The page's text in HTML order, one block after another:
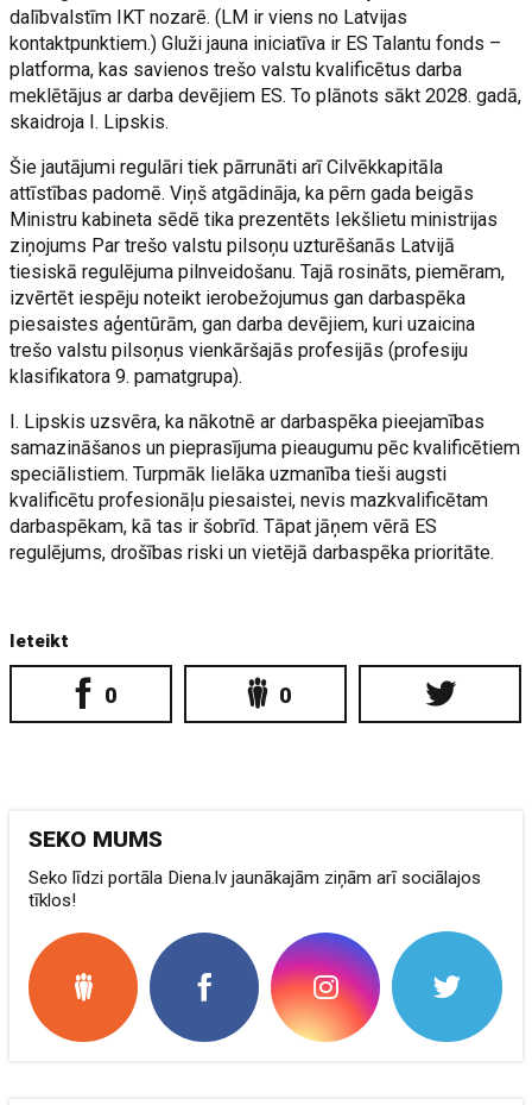
dalībvalstīm IKT nozarē. (LM ir viens no Latvijas
kontaktpunktiem.) Gluži jauna iniciatīva ir ES Talantu fonds –
platforma, kas savienos trešo valstu kvalificētus darba
meklētājus ar darba devējiem ES. To plānots sākt 2028. gadā,
skaidroja I. Lipskis.
Šie jautājumi regulāri tiek pārrunāti arī Cilvēkkapitāla
attīstības padomē. Viņš atgādināja, ka pērn gada beigās
Ministru kabineta sēdē tika prezentēts Iekšlietu ministrijas
ziņojums Par trešo valstu pilsoņu uzturēšanās Latvijā
tiesiskā regulējuma pilnveidošanu. Tajā rosināts, piemēram,
izvērtēt iespēju noteikt ierobežojumus gan darbaspēka
piesaistes aģentūrām, gan darba devējiem, kuri uzaicina
trešo valstu pilsoņus vienkāršajās profesijās (profesiju
klasifikatora 9. pamatgrupa).
I. Lipskis uzsvēra, ka nākotnē ar darbaspēka pieejamības
samazināšanos un pieprasījuma pieaugumu pēc kvalificētiem
speciālistiem. Turpmāk lielāka uzmanība tieši augsti
kvalificētu profesionāļu piesaistei, nevis mazkvalificētam
darbaspēkam, kā tas ir šobrīd. Tāpat jāņem vērā ES
regulējums, drošības riski un vietējā darbaspēka prioritāte.
Ieteikt
0 0
SEKO MUMS
Seko līdzi portāla Diena.lv jaunākajām ziņām arī sociālajos
tīklos!